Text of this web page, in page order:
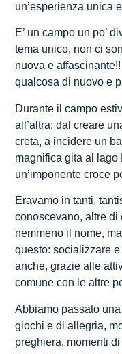
un’esperienza unica
E’ un campo un po’
tema unico, non ci
nuova e
qualcosa di nuovo e
Durante il campo
all’altra: dal creare
creta, a incidere un
magnifica gita al lago
un’imponente croce
Eravamo in tanti,
conoscevano, altre
nemmeno il nome,
questo: socializzare
anche, grazie alle
comune con le altre
Abbiamo passato
giochi e di allegria,
preghiera, momenti